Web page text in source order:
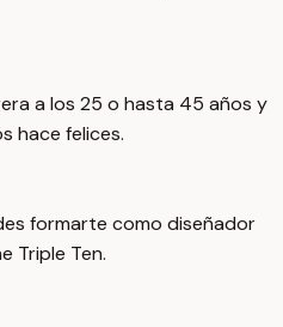
a los 25 o hasta 45 años y
hace felices.
formarte como diseñador
Triple Ten.